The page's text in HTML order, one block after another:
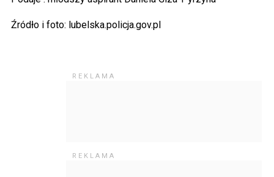
Źródło i foto: lubelska.policja.gov.pl